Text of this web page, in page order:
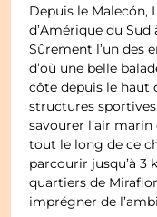
Depuis le Malecón,
d’Amérique du Sud
Sûrement l’un des
d’où une belle
côte depuis le haut
structures
savourer l’air
tout le long de ce
parcourir jusqu’à 3
quartiers de
imprégner de